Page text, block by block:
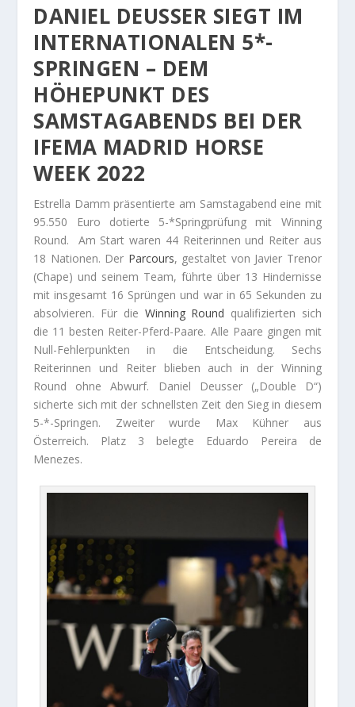
DANIEL DEUSSER SIEGT IM
INTERNATIONALEN 5*-
SPRINGEN – DEM
HÖHEPUNKT DES
SAMSTAGABENDS BEI DER
IFEMA MADRID HORSE
WEEK 2022
Estrella Damm präsentierte am Samstagabend eine mit
95.550 Euro dotierte 5-*Springprüfung mit Winning
Round. Am Start waren 44 Reiterinnen und Reiter aus
18 Nationen. Der Parcours, gestaltet von Javier Trenor
(Chape) und seinem Team, führte über 13 Hindernisse
mit insgesamt 16 Sprüngen und war in 65 Sekunden zu
absolvieren. Für die Winning Round qualifizierten sich
die 11 besten Reiter-Pferd-Paare. Alle Paare gingen mit
Null-Fehlerpunkten in die Entscheidung. Sechs
Reiterinnen und Reiter blieben auch in der Winning
Round ohne Abwurf. Daniel Deusser („Double D“)
sicherte sich mit der schnellsten Zeit den Sieg in diesem
5-*-Springen. Zweiter wurde Max Kühner aus
Österreich. Platz 3 belegte Eduardo Pereira de
Menezes.